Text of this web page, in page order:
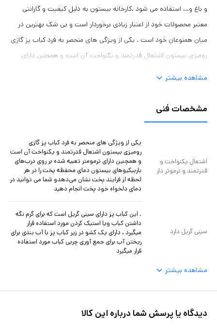
و باغ و... استفاده می شود .کارخانه بیستون به دلیل کیفیت و گارانتی
معتبر محصولات خود از اعتبار زیادی برخوردار است و بی شک بهترین در
میان همنوعان خود است . یکی از ویژگی های منحصر به فرد کباب پز گازی
رومیزی بیستون اشتعال قدرتمند و یکنواخت آن است و همچنین دارای
دلخواه خود پخت انجام دهید . این کباب پز دارای رنگ لعابی کوره ای نسوز
استفاده قرار می گیرد . این کباب پز دارای سینی گریل است که برای گرم نگه
داشتن کباب ویا استیک کردن مورد استفاده قرار میگیرد ، دارای یک کشو در
زیر کباب پز با آب بندی برای ریختن آب برای جمع آوری چربی کباب مورد
استفاده قرار میگیرد .نصب بر روی میز ومکانهای سکو دار مناسب می
مشاهده بیشتر
مشخصات فنی
اشتعال یکنواخت و
قدرتمند و ترموتر دار
یکی از ویژگی های منحصر به فرد کباب پز گازی
رومیزی بیستون اشتعال قدرتمند و یکنواخت آن است
و همچنین دارای ترمومتر تعبیه شده بر روی درب‌های
باربیکیوهای بیستون دمای محفظه پخت را در هر
لحظه از فرایند پخت نشان می‌دهدو شما می توانید در
دمای دلخواه خود پخت انجام دهید
سینی گریل دارد
. این کباب پز دارای سینی گریل است که برای گرم نگه
داشتن کباب ویا استیک کردن مورد استفاده قرار
میگیرد ، دارای یک کشو در زیر کباب پز با آب بندی برای
ریختن آب برای جمع آوری چربی کباب مورد استفاده
قرار میگیرد
مشاهده بیشتر
دیدگاه یا پرسش شما درباره این کالا